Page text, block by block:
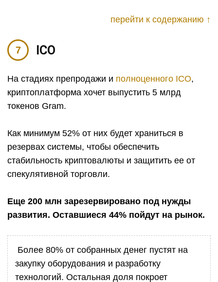
перейти к содержанию ↑
ICO
На стадиях препродажи и полноценного ICO,
криптоплатформа хочет выпустить 5 млрд
токенов Gram.
Как минимум 52% от них будет храниться в
резервах системы, чтобы обеспечить
стабильность криптовалюты и защитить ее от
спекулятивной торговли.
Еще 200 млн зарезервировано под нужды
развития. Оставшиеся 44% пойдут на рынок.
Более 80% от собранных денег пустят на
закупку оборудования и разработку
технологий. Остальная доля покроет